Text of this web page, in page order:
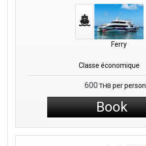
Ferry
Classe économique
600 THB per person
Book